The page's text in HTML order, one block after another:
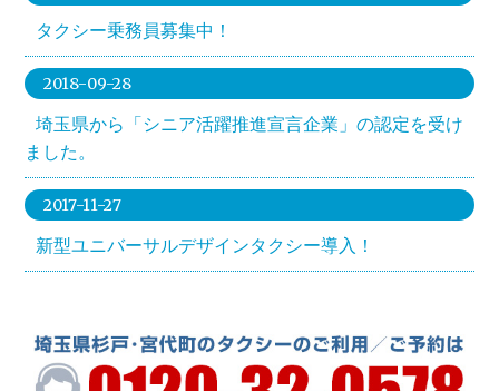
タクシー乗務員募集中！
2018-09-28
埼玉県から「シニア活躍推進宣言企業」の認定を受け
ました。
2017-11-27
新型ユニバーサルデザインタクシー導入！